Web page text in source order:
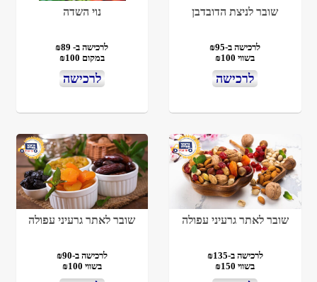
שובר לניצת הדובדבן
לרכישה ב-₪95
בשווי ₪100
לרכישה
נוי השדה
לרכישה ב- ₪89
במקום ₪100
לרכישה
שובר לאתר גרעיני עפולה
לרכישה ב-₪135
בשווי ₪150
שובר לאתר גרעיני עפולה
לרכישה ב-₪90
בשווי ₪100